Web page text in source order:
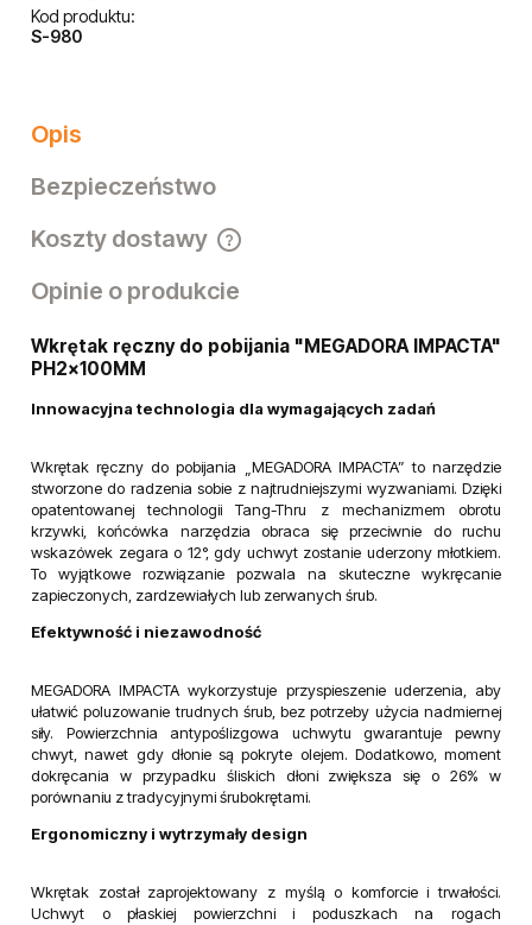
Kod produktu:
S-980
Opis
Bezpieczeństwo
Koszty dostawy
Cena nie zawiera ewentualnych kosztów płatności
Opinie o produkcie
Wkrętak ręczny do pobijania "MEGADORA IMPACTA"
PH2x100MM
Innowacyjna technologia dla wymagających zadań
Wkrętak ręczny do pobijania „MEGADORA IMPACTA” to narzędzie
stworzone do radzenia sobie z najtrudniejszymi wyzwaniami. Dzięki
opatentowanej technologii Tang-Thru z mechanizmem obrotu
krzywki, końcówka narzędzia obraca się przeciwnie do ruchu
wskazówek zegara o 12°, gdy uchwyt zostanie uderzony młotkiem.
To wyjątkowe rozwiązanie pozwala na skuteczne wykręcanie
zapieczonych, zardzewiałych lub zerwanych śrub.
Efektywność i niezawodność
MEGADORA IMPACTA wykorzystuje przyspieszenie uderzenia, aby
ułatwić poluzowanie trudnych śrub, bez potrzeby użycia nadmiernej
siły. Powierzchnia antypoślizgowa uchwytu gwarantuje pewny
chwyt, nawet gdy dłonie są pokryte olejem. Dodatkowo, moment
dokręcania w przypadku śliskich dłoni zwiększa się o 26% w
porównaniu z tradycyjnymi śrubokrętami.
Ergonomiczny i wytrzymały design
Wkrętak został zaprojektowany z myślą o komforcie i trwałości.
Uchwyt o płaskiej powierzchni i poduszkach na rogach